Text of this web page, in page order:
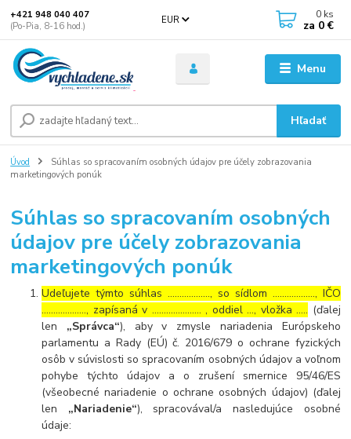
Menu
EUR
Hľadať
+421 948 040 407
(Po-Pia, 8-16 hod.)
0 ks
za 0 €
Úvod
Súhlas so spracovaním osobných údajov pre účely zobrazovania
marketingových ponúk
Súhlas so spracovaním osobných
údajov pre účely zobrazovania
marketingových ponúk
Udeľujete týmto súhlas ……………..., so sídlom ………………, IČO
………………., zapísaná v ………………… , oddiel …, vložka ….. (ďalej
len „Správca“), aby v zmysle nariadenia Európskeho
parlamentu a Rady (EÚ) č. 2016/679 o ochrane fyzických
osôb v súvislosti so spracovaním osobných údajov a voľnom
pohybe týchto údajov a o zrušení smernice 95/46/ES
(všeobecné nariadenie o ochrane osobných údajov) (ďalej
len „Nariadenie“), spracovával/a nasledujúce osobné
údaje: